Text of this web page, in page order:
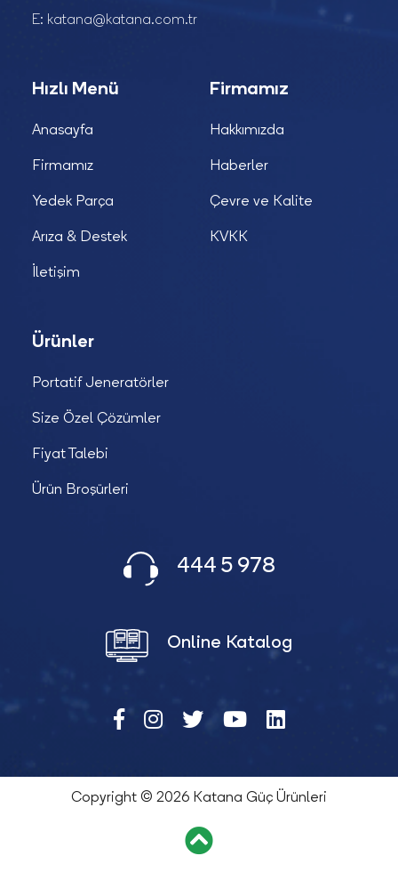
E: katana@katana.com.tr
Hızlı Menü
Anasayfa
Firmamız
Yedek Parça
Arıza & Destek
İletişim
Firmamız
Hakkımızda
Haberler
Çevre ve Kalite
KVKK
Ürünler
Portatif Jeneratörler
Size Özel Çözümler
Fiyat Talebi
Ürün Broşürleri
444 5 978
Online Katalog
Copyright © 2026 Katana Güç Ürünleri